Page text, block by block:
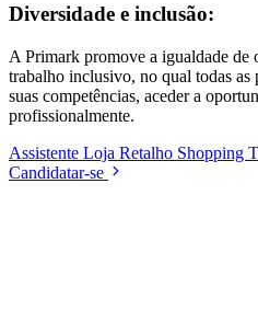
Diversidade e inclusão:
A Primark promove a igualdade de
trabalho inclusivo, no qual todas as
suas competências, aceder a
profissionalmente.
Assistente Loja Retalho Shopping
Candidatar-se